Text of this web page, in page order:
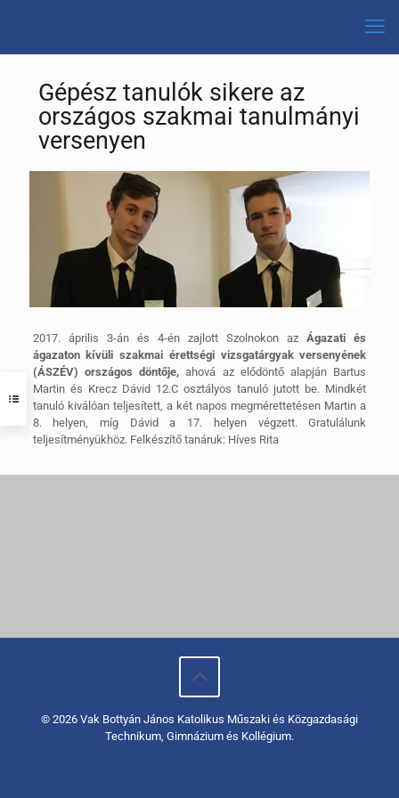
Gépész tanulók sikere az
országos szakmai tanulmányi
versenyen
2017. április 3-án és 4-én zajlott Szolnokon azÁgazati és
ágazaton kívüli szakmai érettségi vizsgatárgyak versenyének
(ÁSZÉV) országos döntője,ahová az elődöntő alapján Bartus
Martin és Krecz Dávid 12.C osztályos tanuló jutott be. Mindkét
tanuló kiválóan teljesített, a két napos megmérettetésen Martin a
8. helyen, míg Dávid a 17. helyen végzett. Gratulálunk
teljesítményükhöz. Felkészítő tanáruk: Híves Rita
© 2026 Vak Bottyán János Katolikus Műszaki és Közgazdasági
Technikum, Gimnázium és Kollégium.